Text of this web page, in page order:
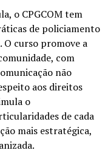
o CPGCOM tem
de policiamento
O curso promove a
com
não
aos direitos
o
de cada
mais estratégica,